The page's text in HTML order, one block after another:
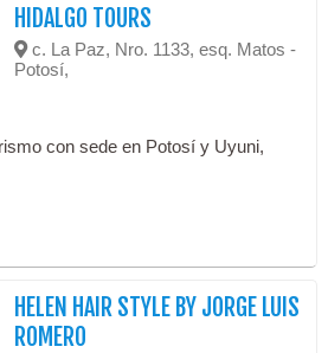
HIDALGO TOURS
c. La Paz, Nro. 1133, esq. Matos -
Potosí,
con sede en Potosí y Uyuni,
HELEN HAIR STYLE BY JORGE LUIS
ROMERO